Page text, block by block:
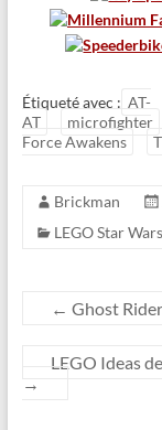
Étiqueté avec : AT-
AT
microfighter
Force Awakens
Brickman
LEGO Star Wars
← Ghost
LEGO Ideas
→